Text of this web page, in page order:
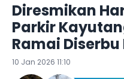
Diresmikan
Parkir
Ramai
10 Jan 2026 11:10